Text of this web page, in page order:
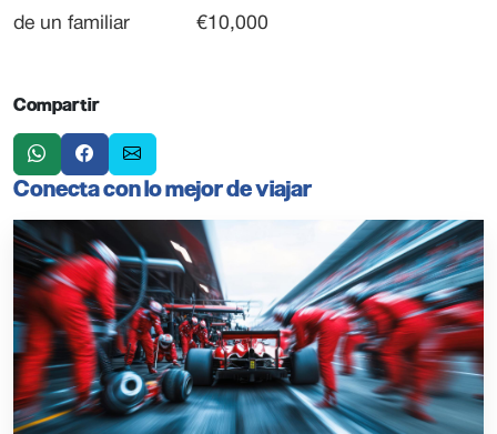
de un familiar €10,000
Compartir
Conecta con lo mejor de viajar